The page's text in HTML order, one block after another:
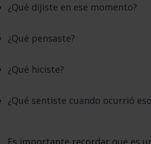
¿Qué dijiste en ese momento?
¿Qué pensaste?
¿Qué hiciste?
¿Qué sentiste cuando ocurrió
Es importante recordar que es